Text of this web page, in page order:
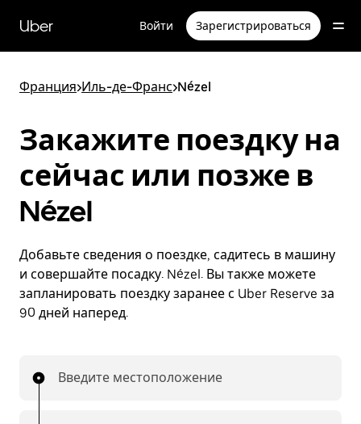
перейти
к
Uber Войти Зарегистрироваться
Франция>Иль-де-Франс>Nézel
Закажите поездку на
сейчас или позже в
Nézel
Добавьте сведения о поездке, садитесь в машину
и совершайте посадку. Nézel. Вы также можете
запланировать поездку заранее с Uber Reserve за
90 дней наперед.
Введите местоположение